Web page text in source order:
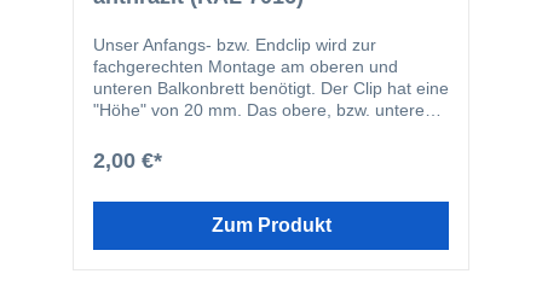
Unser Anfangs- bzw. Endclip wird zur
fachgerechten Montage am oberen und
unteren Balkonbrett benötigt. Der Clip hat eine
"Höhe" von 20 mm. Das obere, bzw. untere
von der Oberkante bzw. Unterkante der
Konstruktion angebracht werden, da der Clip
des Clips beträgt 30 mm.
2,00 €*
Zum Produkt